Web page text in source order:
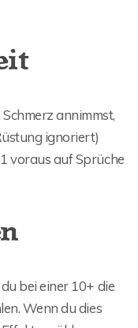
annimmst,
ignoriert)
voraus auf Sprüche
bei einer 10+ die
Wenn du dies